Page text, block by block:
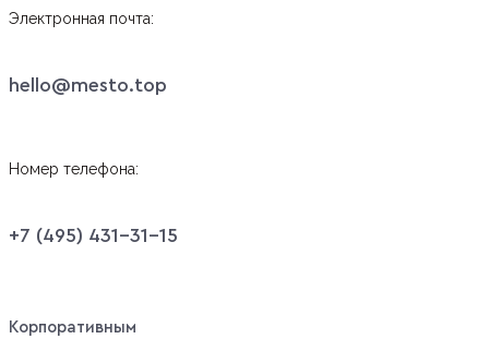
Электронная почта:
hello@mesto.top
Номер телефона:
+7 (495) 431-31-15
Корпоративным